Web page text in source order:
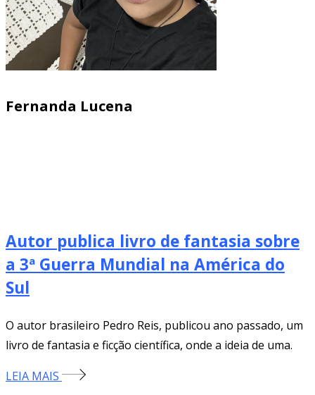
Fernanda Lucena
Autor publica livro de fantasia sobre
a 3ª Guerra Mundial na América do
Sul
O autor brasileiro Pedro Reis, publicou ano passado, um
livro de fantasia e ficção científica, onde a ideia de uma.
LEIA MAIS